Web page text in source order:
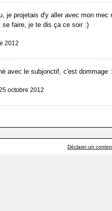
je projetais d'y aller avec mon mec
faire, je te dis ça ce soir :)
2012
avec le subjonctif, c'est dommage
octobre 2012
Déclarer un